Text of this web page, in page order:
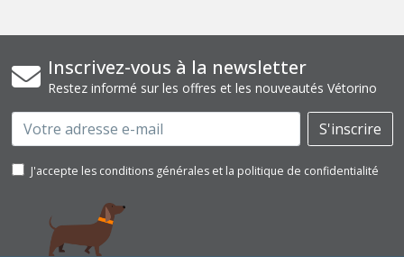
Inscrivez-vous à la newsletter
Restez informé sur les offres et les nouveautés Vétorino
Email S'inscrire
J'accepte les conditions générales et la politique de confidentialité